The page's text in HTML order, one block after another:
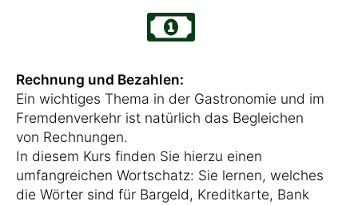
Rechnung und Bezahlen:
Ein wichtiges Thema in der Gastronomie und im
Fremdenverkehr ist natürlich das Begleichen
von Rechnungen.
In diesem Kurs finden Sie hierzu einen
umfangreichen Wortschatz: Sie lernen, welches
die Wörter sind für Bargeld, Kreditkarte, Bank